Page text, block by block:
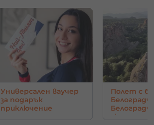
Универсален ваучер
за подарък
приключение
Полет с
скали